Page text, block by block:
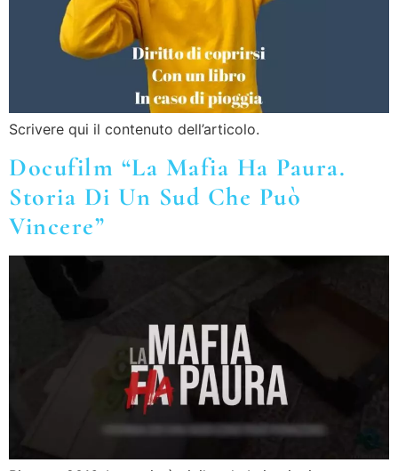
Scrivere qui il contenuto dell’articolo.
Docufilm “La Mafia Ha Paura.
Storia Di Un Sud Che Può
Vincere”